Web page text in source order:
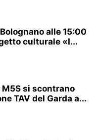
alle 15:00
culturale «I...
si scontrano
TAV del Garda a...